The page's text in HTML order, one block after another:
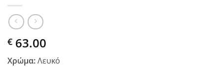
€ 63.00
Χρώμα:Λευκό